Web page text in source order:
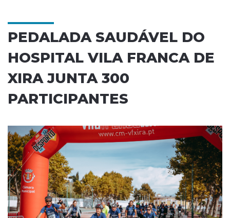
PEDALADA SAUDÁVEL DO
HOSPITAL VILA FRANCA DE
XIRA JUNTA 300
PARTICIPANTES